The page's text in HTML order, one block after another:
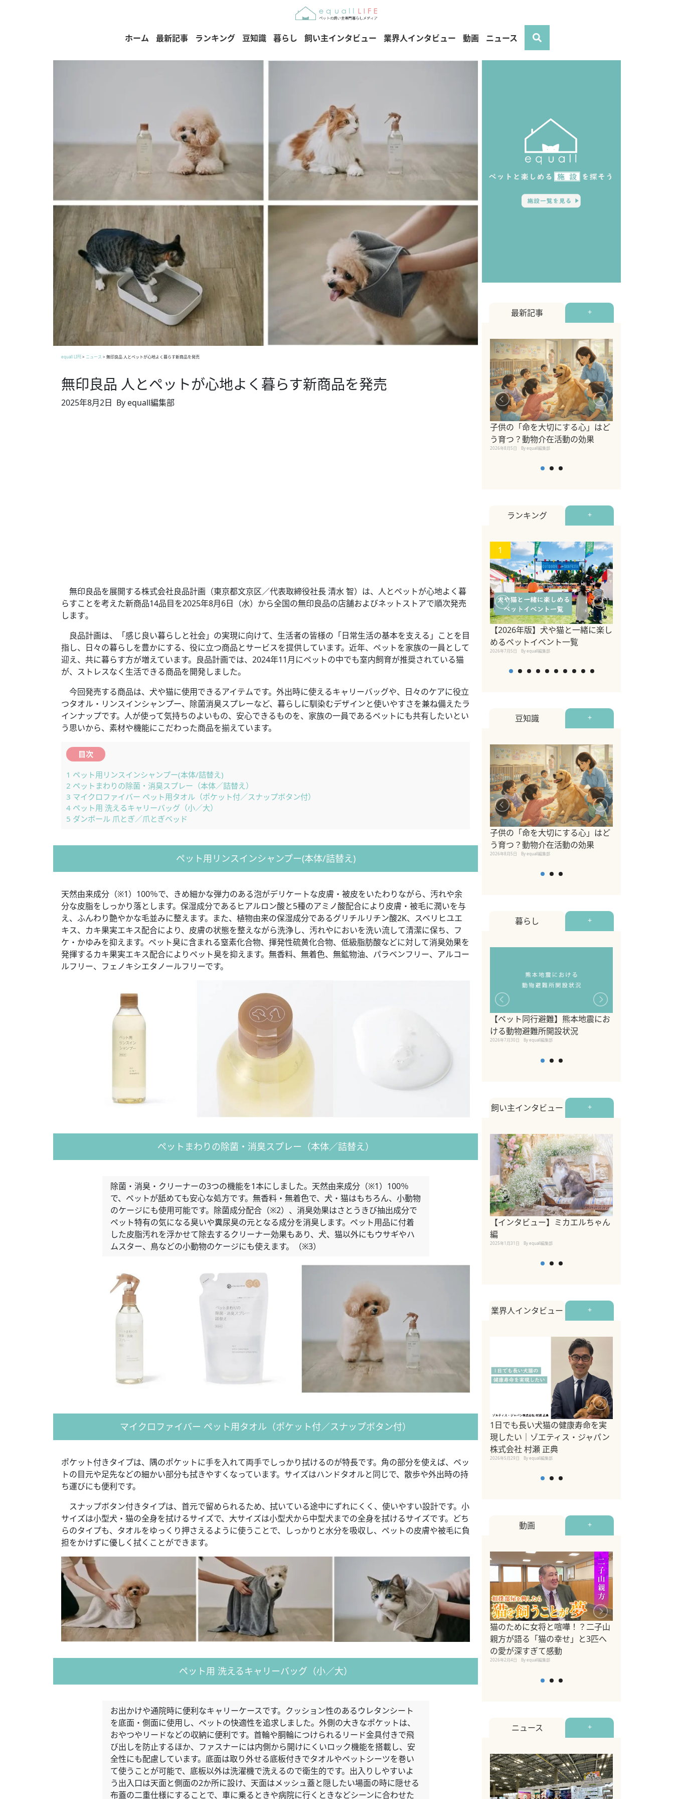
ホーム 最新記事 ランキング 豆知識 暮らし 飼い主インタビュー 業界人インタビュー 動画 ニュース
equall LIFE> ニュース > 無印良品 人とペットが心地よく暮らす新商品を発売
無印良品 人とペットが心地よく暮らす新商品を発売
2025年8月2日 By equall編集部
無印良品を展開する株式会社良品計画（東京都文京区／代表取締役社長 清水 智）は、人とペットが心地よく暮
らすことを考えた新商品14品目を2025年8月6日（水）から全国の無印良品の店舗およびネットストアで順次発売
します｡
良品計画は、「感じ良い暮らしと社会」の実現に向けて、生活者の皆様の「日常生活の基本を支える」ことを目
指し、日々の暮らしを豊かにする、役に立つ商品とサービスを提供しています。近年、ペットを家族の一員として
迎え、共に暮らす方が増えています。良品計画では、2024年11月にペットの中でも室内飼育が推奨されている猫
が、ストレスなく生活できる商品を開発しました。
今回発売する商品は、犬や猫に使用できるアイテムです。外出時に使えるキャリーバッグや、日々のケアに役立
つタオル・リンスインシャンプー、除菌消臭スプレーなど、暮らしに馴染むデザインと使いやすさを兼ね備えたラ
インナップです。人が使って気持ちのよいもの、安心できるものを、家族の一員であるペットにも共有したいとい
う思いから、素材や機能にこだわった商品を揃えています。
目次
1 ペット用リンスインシャンプー(本体/詰替え)
2 ペットまわりの除菌・消臭スプレー（本体／詰替え）
3 マイクロファイバー ペット用タオル（ポケット付／スナップボタン付）
4 ペット用 洗えるキャリーバッグ（小／大）
5 ダンボール 爪とぎ／爪とぎベッド
ペット用リンスインシャンプー(本体/詰替え)
天然由来成分（※1）100％で、きめ細かな弾力のある泡がデリケートな皮膚・被皮をいたわりながら、汚れや余
分な皮脂をしっかり落とします。保湿成分であるヒアルロン酸と5種のアミノ酸配合により皮膚・被毛に潤いを与
え、ふんわり艶やかな毛並みに整えます。また、植物由来の保湿成分であるグリチルリチン酸2K、スベリヒユエ
キス、カキ果実エキス配合により、皮膚の状態を整えながら洗浄し、汚れやにおいを洗い流して清潔に保ち、フ
ケ・かゆみを抑えます。ペット臭に含まれる窒素化合物、揮発性硫黄化合物、低級脂肪酸などに対して消臭効果を
発揮するカキ果実エキス配合によりペット臭を抑えます。無香料、無着色、無鉱物油、パラベンフリー、アルコー
ルフリー、フェノキシエタノールフリーです。
ペットまわりの除菌・消臭スプレー（本体／詰替え）
除菌・消臭・クリーナーの3つの機能を1本にしました。天然由来成分（※1）100％
で、ペットが舐めても安心な処方です。無香料・無着色で、犬・猫はもちろん、小動物
のケージにも使用可能です。除菌成分配合（※2）、消臭効果はさとうきび抽出成分で
ペット特有の気になる臭いや糞尿臭の元となる成分を消臭します。ペット用品に付着
した皮脂汚れを浮かせて除去するクリーナー効果もあり、犬、猫以外にもウサギやハ
ムスター、鳥などの小動物のケージにも使えます。（※3）
マイクロファイバー ペット用タオル（ポケット付／スナップボタン付）
ポケット付きタイプは、隅のポケットに手を入れて両手でしっかり拭けるのが特長です。角の部分を使えば、ペッ
トの目元や足先などの細かい部分も拭きやすくなっています。サイズはハンドタオルと同じで、散歩や外出時の持
ち運びにも便利です。
スナップボタン付きタイプは、首元で留められるため、拭いている途中にずれにくく、使いやすい設計です。小
サイズは小型犬・猫の全身を拭けるサイズで、大サイズは小型犬から中型犬までの全身を拭けるサイズです。どち
らのタイプも、タオルをゆっくり押さえるように使うことで、しっかりと水分を吸収し、ペットの皮膚や被毛に負
担をかけずに優しく拭くことができます。
ペット用 洗えるキャリーバッグ（小／大）
お出かけや通院時に便利なキャリーケースです。クッション性のあるウレタンシート
を底面・側面に使用し、ペットの快適性を追求しました。外側の大きなポケットは、
おやつやリードなどの収納に便利です。首輪や胴輪につけられるリード金具付きで飛
び出しを防止するほか、ファスナーには内側から開けにくいロック機能を搭載し、安
全性にも配慮しています。底面は取り外せる底板付きでタオルやペットシーツを巻い
て使うことが可能で、底板以外は洗濯機で洗えるので衛生的です。出入りしやすいよ
う出入口は天面と側面の2か所に設け、天面はメッシュ蓋と隠したい場面の時に隠せる
布蓋の二重仕様にすることで、車に乗るときや病院に行くときなどシーンに合わせた
最新記事 +
子供の「命を大切にする心」はど
う育つ？動物介在活動の効果
2026年8月5日 By equall編集部
ランキング +
1
【2026年版】犬や猫と一緒に楽し
めるペットイベント一覧
2026年7月5日 By equall編集部
豆知識 +
子供の「命を大切にする心」はど
う育つ？動物介在活動の効果
2026年8月5日 By equall編集部
暮らし +
【ペット同行避難】熊本地震にお
ける動物避難所開設状況
2026年7月30日 By equall編集部
飼い主インタビュー +
【インタビュー】ミカエルちゃん
編
2025年1月31日 By equall編集部
業界人インタビュー +
1日でも長い犬猫の健康寿命を実
現したい｜ゾエティス・ジャパン
株式会社 村瀬 正典
2026年5月29日 By equall編集部
動画 +
猫のために女将と喧嘩！？二子山
親方が語る「猫の幸せ」と3匹へ
の愛が深すぎて感動
2026年2月4日 By equall編集部
ニュース +